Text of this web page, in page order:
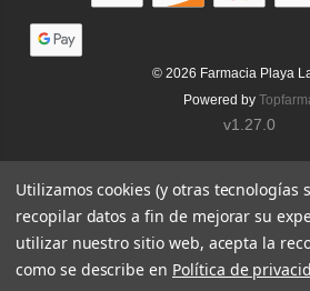
© 2026 Farmacia Playa
Powered by
v1.27.0
Utilizamos cookies (y otras tecnologías
recopilar datos a fin de mejorar su
utilizar nuestro sitio web, acepta la
como se describe en Política de